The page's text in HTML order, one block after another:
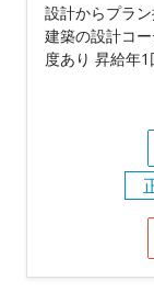
設計からプラ
建築の設計コ
度あり 昇給年